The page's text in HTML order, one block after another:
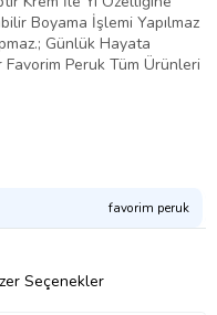
Boyama İşlemi Yapılmaz
Günlük Hayata
Favorim Peruk Tüm Ürünleri
favorim peruk
Seçenekler